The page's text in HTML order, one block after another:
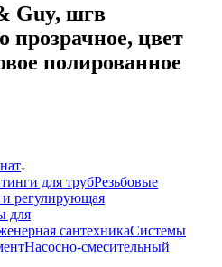
Guy, шгв
прозрачное, цвет
полированное
для трубРезьбовые
и регулирующая
для
сантехникаСистемы
Насосно-смесительный